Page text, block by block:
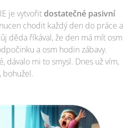
je vytvořit dostatečné pasivní
chodit každý den do práce a
děda říkával, že den má mít osm
a osm hodin zábavy.
dávalo mi to smysl. Dnes už vím,
bohužel.